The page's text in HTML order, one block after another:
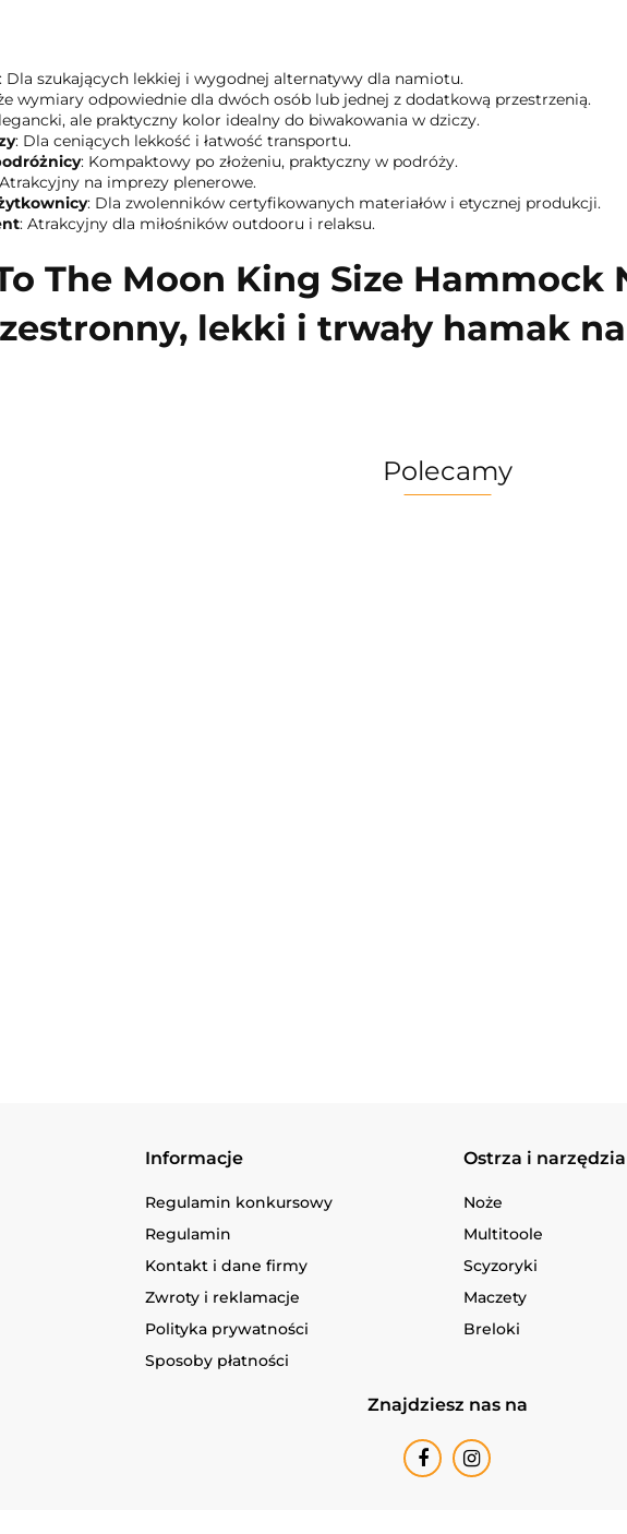
: Dla szukających lekkiej i wygodnej alternatywy dla namiotu.
wymiary odpowiednie dla dwóch osób lub jednej z dodatkową przestrzenią.
ale praktyczny kolor idealny do biwakowania w dziczy.
: Dla ceniących lekkość i łatwość transportu.
: Kompaktowy po złożeniu, praktyczny w podróży.
na imprezy plenerowe.
: Dla zwolenników certyfikowanych materiałów i etycznej produkcji.
: Atrakcyjny dla miłośników outdooru i relaksu.
The Moon King Size Hammock
lekki i trwały hamak
Polecamy
Informacje
Regulamin konkursowy
Regulamin
Kontakt i dane firmy
Zwroty i reklamacje
Polityka prywatności
Sposoby płatności
Ostrza i narzędzia
Noże
Multitoole
Scyzoryki
Maczety
Breloki
Znajdziesz nas na